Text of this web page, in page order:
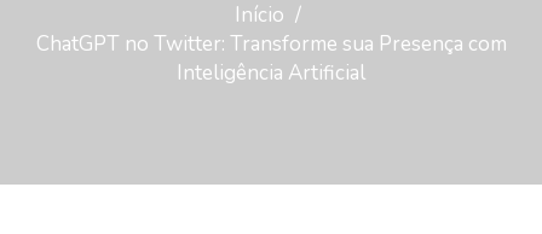
Início
ChatGPT no Twitter: Transforme sua Presença com
Inteligência Artificial